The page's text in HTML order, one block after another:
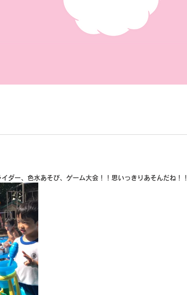
ダー、色水あそび、ゲーム大会！！思いっきりあそんだね！！